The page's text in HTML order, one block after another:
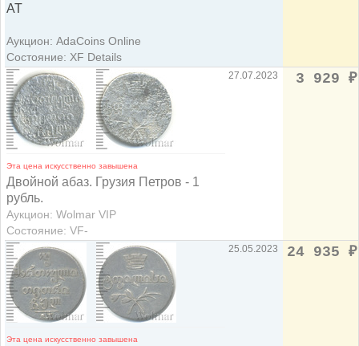
АТ
Аукцион: AdaCoins Online
Состояние: XF Details
Эта цена искусственно завышена
Двойной абаз. Грузия Петров - 1
рубль.
Аукцион: Wolmar VIP
Состояние: VF-
27.07.2023 3 929 ₽
Эта цена искусственно завышена
25.05.2023 24 935 ₽